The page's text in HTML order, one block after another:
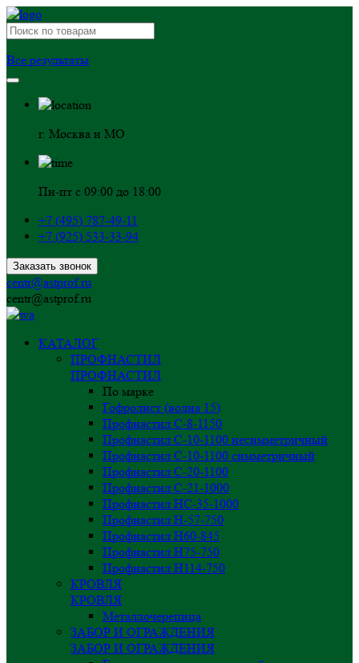
Все результаты
г. Москва и МО
Пн-пт с 09:00 до 18:00
+7 (495) 787-49-11
+7 (925) 533-33-94
Заказать звонок
centr@astprof.ru
centr@astprof.ru
КАТАЛОГ
ПРОФНАСТИЛ
ПРОФНАСТИЛ
По марке
Гофролист (волна 15)
Профнастил С-8-1150
Профнастил С-10-1100 несимметричный
Профнастил С-10-1100 симметричный
Профнастил С-20-1100
Профнастил С-21-1000
Профнастил НС-35-1000
Профнастил H-57-750
Профнастил Н60-845
Профнастил Н75-750
Профнастил Н114-750
КРОВЛЯ
КРОВЛЯ
Металлочерепица
ЗАБОР И ОГРАЖДЕНИЯ
ЗАБОР И ОГРАЖДЕНИЯ